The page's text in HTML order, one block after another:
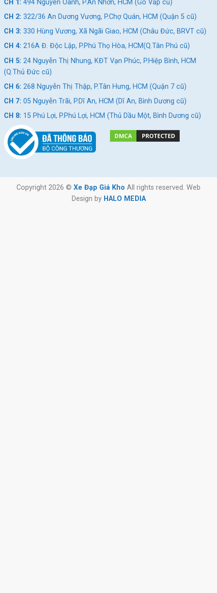
CH 1: 494 Nguyễn Oanh, P.An Nhơn, HCM (Gò Vấp cũ)
CH 2: 322/36 An Dương Vương, P.Chợ Quán, HCM (Quận 5 cũ)
CH 3: 330 Hùng Vương, Xã Ngãi Giao, HCM (Châu Đức, BRVT cũ)
CH 4: 216A Đ. Độc Lập, P.Phú Thọ Hòa, HCM(Q.Tân Phú cũ)
CH 5: 24 Nguyễn Thị Nhung, KĐT Vạn Phúc, P.Hiệp Bình, HCM
(Q.Thủ Đức cũ)
CH 6: 268 Nguyễn Thị Thập, P.Tân Hưng, HCM (Quận 7 cũ)
CH 7: 05 Nguyễn Trãi, P.Dĩ An, HCM (Dĩ An, Bình Dương cũ)
CH 8: 15 Phú Lợi, P.Phú Lợi, HCM (Thủ Dầu Một, Bình Dương cũ)
Copyright 2026 © Xe Đạp Giá Kho All rights reserved. Web
Design by HALO MEDIA